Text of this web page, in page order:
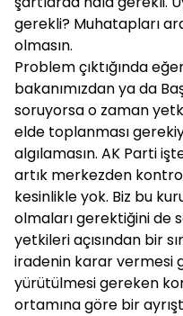
gerekli? Muhatapları
olmasın.
Problem çıktığında
bakanımızdan ya da
soruyorsa o zaman
elde toplanması
algılamasın. AK Parti
artık merkezden
kesinlikle yok. Biz bu
olmaları gerektiğini de
yetkileri açısından bir
iradenin karar vermesi
yürütülmesi gereken
ortamına göre bir